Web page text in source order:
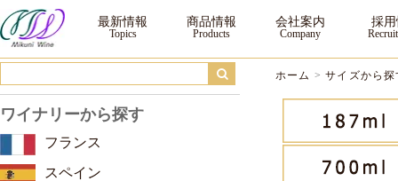
1,500ml ｜三国ワイン
最新情報 商品情報 会社案内 採
ホーム >サイズから探
ワイナリーから探す
フランス
スペイン